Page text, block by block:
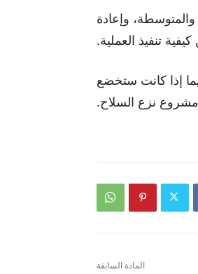
وإعادة
تنفيذ العملية.
إذا كانت ستخضع
نزع السلاح.
المادة السابقة